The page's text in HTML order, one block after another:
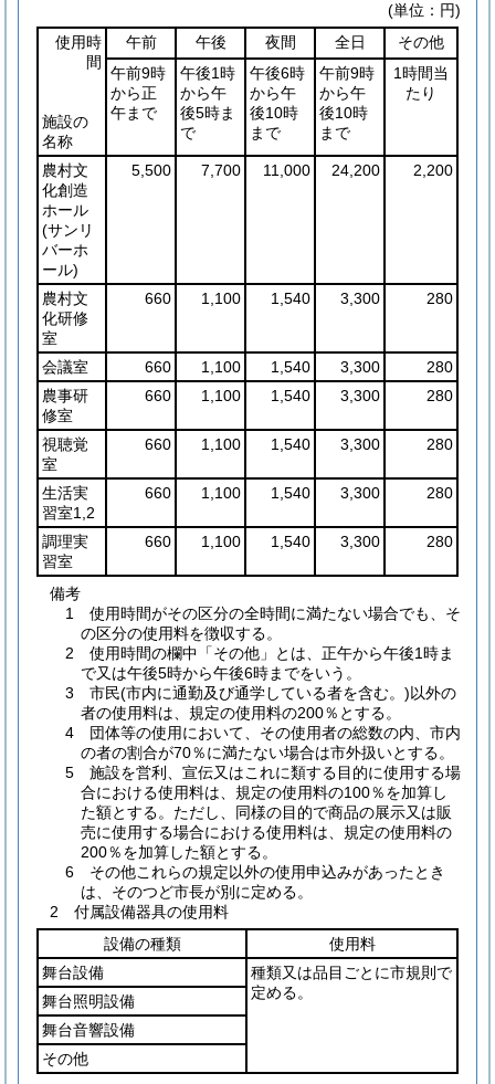
(単位：円)
使用時
間
施設の
名称
午前 午後 夜間 全日
その他
午前9時
から正
午まで
午後1時
から午
後5時ま
で
午後6時
から午
後10時
まで
午前9時
から午
後10時
まで
1時間当
たり
農村文
化創造
ホール
(サンリ
バーホ
ール)
5,500 7,700 11,000 24,200 2,200
農村文
化研修
室
660 1,100 1,540 3,300 280
会議室 660 1,100 1,540 3,300
280
農事研
修室
660 1,100 1,540 3,300 280
視聴覚
室
660 1,100 1,540 3,300 280
生活実
習室1,2
660 1,100 1,540 3,300 280
調理実
習室
660 1,100 1,540 3,300 280
備考
1 使用時間がその区分の全時間に満たない場合でも、そ
の区分の使用料を徴収する。
2 使用時間の欄中「その他」とは、正午から午後1時ま
で又は午後5時から午後6時までをいう。
3 市民(市内に通勤及び通学している者を含む。)以外の
者の使用料は、規定の使用料の200％とする。
4 団体等の使用において、その使用者の総数の内、市内
の者の割合が70％に満たない場合は市外扱いとする。
5 施設を営利、宣伝又はこれに類する目的に使用する場
合における使用料は、規定の使用料の100％を加算し
た額とする。ただし、同様の目的で商品の展示又は販
売に使用する場合における使用料は、規定の使用料の
200％を加算した額とする。
6 その他これらの規定以外の使用申込みがあったとき
は、そのつど市長が別に定める。
2 付属設備器具の使用料
設備の種類
使用料
舞台設備
種類又は品目ごとに市規則で
定める。
舞台照明設備
舞台音響設備
その他